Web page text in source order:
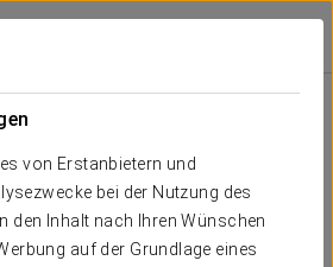
von Erstanbietern und
bei der Nutzung des
den Inhalt nach Ihren Wünschen
auf der Grundlage eines
Angebote